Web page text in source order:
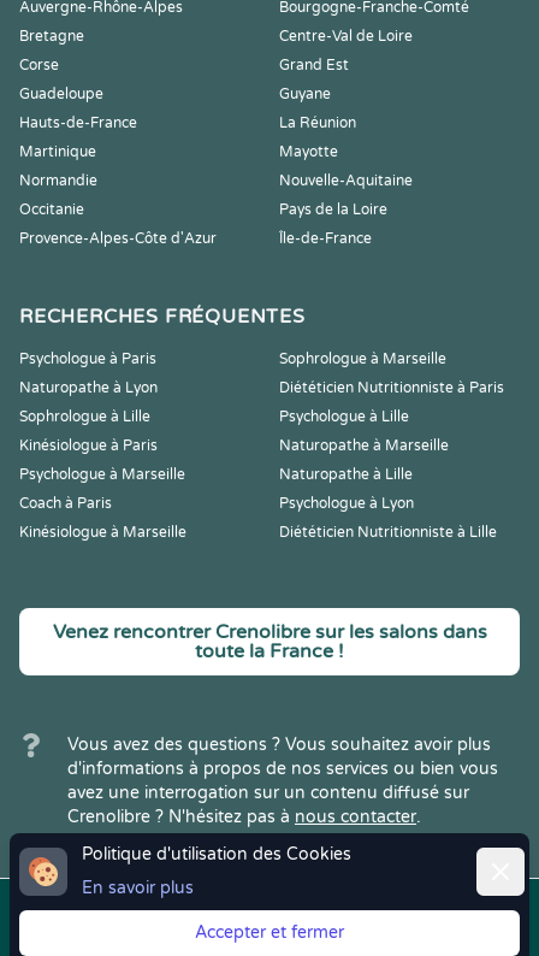
Politique d'utilisation des Cookies
En savoir plus
Accepter et fermer
Auvergne-Rhône-Alpes
Bourgogne-Franche-Comté
Bretagne
Centre-Val de Loire
Corse
Grand Est
Guadeloupe
Guyane
Hauts-de-France
La Réunion
Martinique
Mayotte
Normandie
Nouvelle-Aquitaine
Occitanie
Pays de la Loire
Provence-Alpes-Côte d'Azur
Île-de-France
RECHERCHES FRÉQUENTES
Psychologue à Paris
Sophrologue à Marseille
Naturopathe à Lyon
Diététicien Nutritionniste à Paris
Sophrologue à Lille
Psychologue à Lille
Kinésiologue à Paris
Naturopathe à Marseille
Psychologue à Marseille
Naturopathe à Lille
Coach à Paris
Psychologue à Lyon
Kinésiologue à Marseille
Diététicien Nutritionniste à Lille
Venez rencontrer Crenolibre sur les salons dans
toute la France !
Vous avez des questions ? Vous souhaitez avoir plus
d'informations à propos de nos services ou bien vous
avez une interrogation sur un contenu diffusé sur
Crenolibre ? N'hésitez pas à nous contacter.
Copyright © 2022Crenolibre, tous
Mentions
Légales
| CGV | RGPD